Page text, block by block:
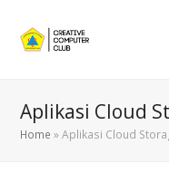
Aplikasi Cloud
Home »Aplikasi Cloud